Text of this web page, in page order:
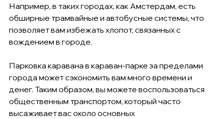
Например, в таких городах, как Амстердам, есть
обширные трамвайные и автобусные системы, что
позволяет вам избежать хлопот, связанных с
вождением в городе.
Парковка каравана в караван-парке за пределами
города может сэкономить вам много времени и
денег. Таким образом, вы можете воспользоваться
общественным транспортом, который часто
высаживает вас около основных